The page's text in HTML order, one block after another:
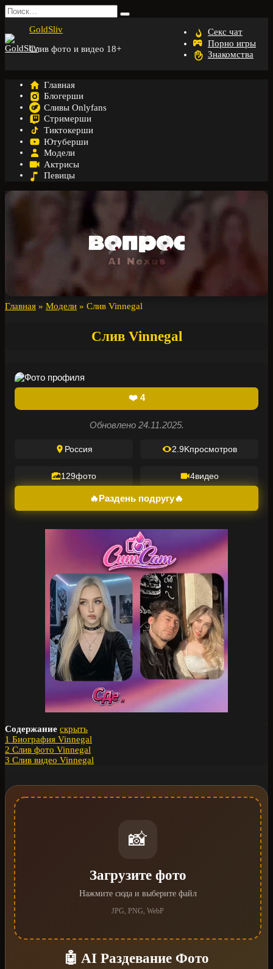
Перейти
к
содержанию
Search
for:
GoldSliv
Слив фото и видео 18+
Секс чат
Порно игры
Знакомства
Главная
Блогерши
Сливы Onlyfans
Стримерши
Тиктокерши
Ютуберши
Модели
Актрисы
Певицы
Главная » Модели » Слив Vinnegal
Слив Vinnegal
❤️ 4
Обновлено 24.11.2025.
Россия 2.9Kпросмотров
129фото 4видео
🔥Раздень подругу🔥
Содержание скрыть
1 Биография Vinnegal
2 Слив фото Vinnegal
3 Слив видео Vinnegal
📸
Загрузите фото
Нажмите сюда и выберите файл
JPG, PNG, WebP
🤖 AI Раздевание Фото